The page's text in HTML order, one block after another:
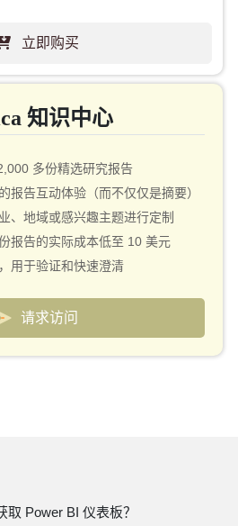
天内）
扣
立即购买
知识中心
多份精选研究报告
报告互动体验（而不仅仅是摘要）
地域或感兴趣主题进行定制
告的实际成本低至 10 美元
用于验证和快速澄清
请求访问
Power BI 仪表板？